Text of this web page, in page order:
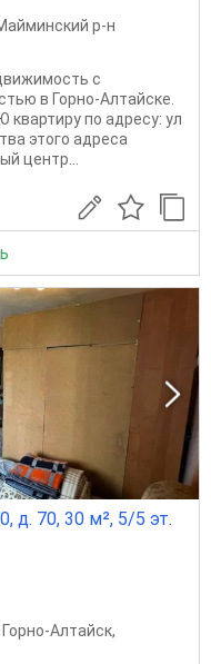
р-н
с
в Горно-Алтайске.
по адресу: ул
этого адреса
центр...
д. 70, 30 м², 5/5 эт.
Горно-Алтайск,